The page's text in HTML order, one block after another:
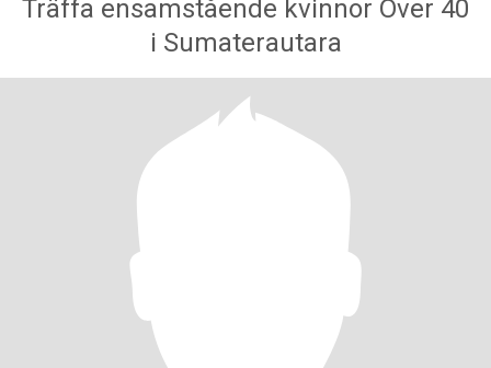
Träffa ensamstående kvinnor Över 40
i Sumaterautara